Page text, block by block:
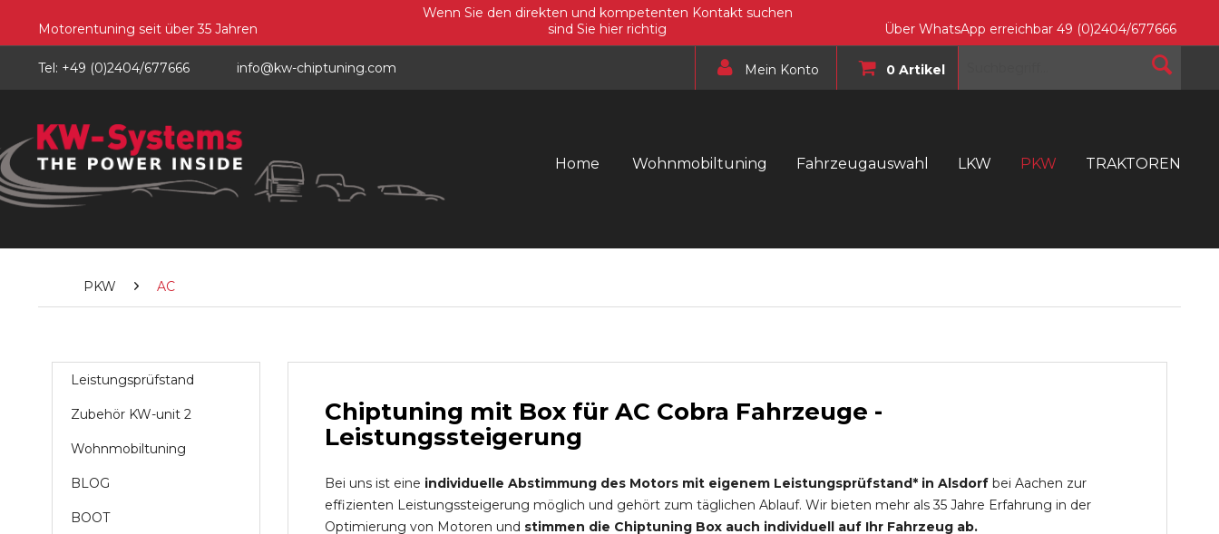
Motorentuning seit über 35 Jahren
Wenn Sie den direkten und kompetenten Kontakt suchen
sind Sie hier richtig
Über WhatsApp erreichbar 49 (0)2404/677666
Tel: +49 (0)2404/677666 info@kw-chiptuning.com Mein Konto 0 Artikel
Home Wohnmobiltuning Fahrzeugauswahl LKW PKW TRAKTOREN
PKW AC
Leistungsprüfstand
Zubehör KW-unit 2
Wohnmobiltuning
BLOG
BOOT
Chiptuning mit Box für AC Cobra Fahrzeuge -
Leistungssteigerung
Bei uns ist eine individuelle Abstimmung des Motors mit eigenem Leistungsprüfstand* in Alsdorf bei Aachen zur
effizienten Leistungssteigerung möglich und gehört zum täglichen Ablauf. Wir bieten mehr als 35 Jahre Erfahrung in der
Optimierung von Motoren und stimmen die Chiptuning Box auch individuell auf Ihr Fahrzeug ab.